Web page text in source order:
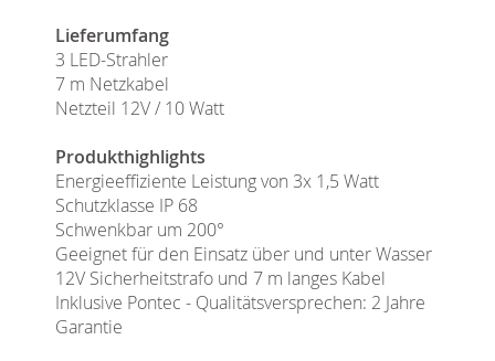
Lieferumfang
3 LED-Strahler
7 m Netzkabel
Netzteil 12V / 10 Watt
Produkthighlights
Energieeffiziente Leistung von 3x 1,5 Watt
Schutzklasse IP 68
Schwenkbar um 200°
Geeignet für den Einsatz über und unter Wasser
12V Sicherheitstrafo und 7 m langes Kabel
Inklusive Pontec - Qualitätsversprechen: 2 Jahre
Garantie